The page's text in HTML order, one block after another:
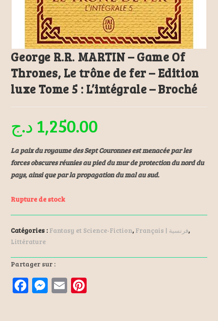
George R.R. MARTIN – Game Of
Thrones, Le trône de fer – Edition
luxe Tome 5 : L’intégrale – Broché
1,250.00 د.ج
La paix du royaume des Sept Couronnes est menacée par les
forces obscures réunies au pied du mur de protection du nord du
pays, ainsi que par la propagation du mal au sud.
Rupture de stock
Catégories : Fantasy et Science-Fiction, Français | فرنسية,
Littérature
Partager sur :
F M E